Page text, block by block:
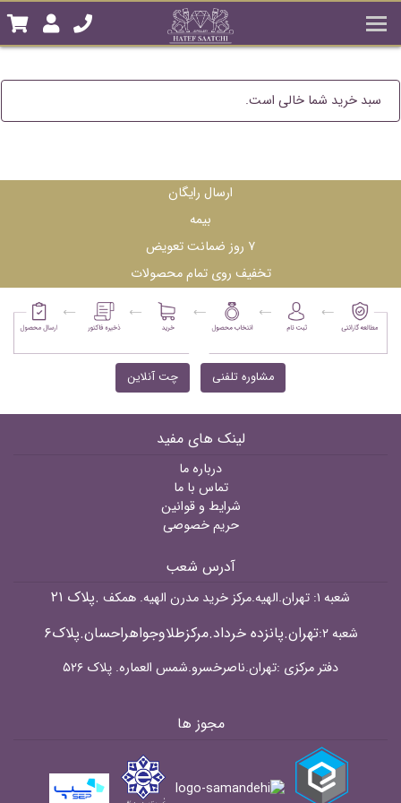
سبد خرید شما خالی است.
ارسال رایگان
بیمه
۷ روز ضمانت تعویض
تخفیف روی تمام محصولات
مشاوره تلفنی چت آنلاین
لینک های مفید
درباره ما
تماس با ما
شرایط و قوانین
حریم خصوصی
آدرس شعب
شعبه ۱: تهران.الهیه.مرکز خرید مدرن الهیه. همکف .پلاک ۲۱
شعبه ۲: تهران.پانزده خرداد.مرکزطلاوجواهراحسان.پلاک۶
دفتر مرکزی :تهران.ناصرخسرو.شمس العماره. پلاک ۵۲۶
مجوز ها